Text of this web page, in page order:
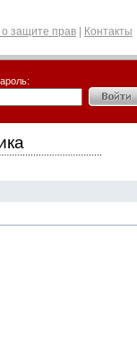
защите прав Контакты